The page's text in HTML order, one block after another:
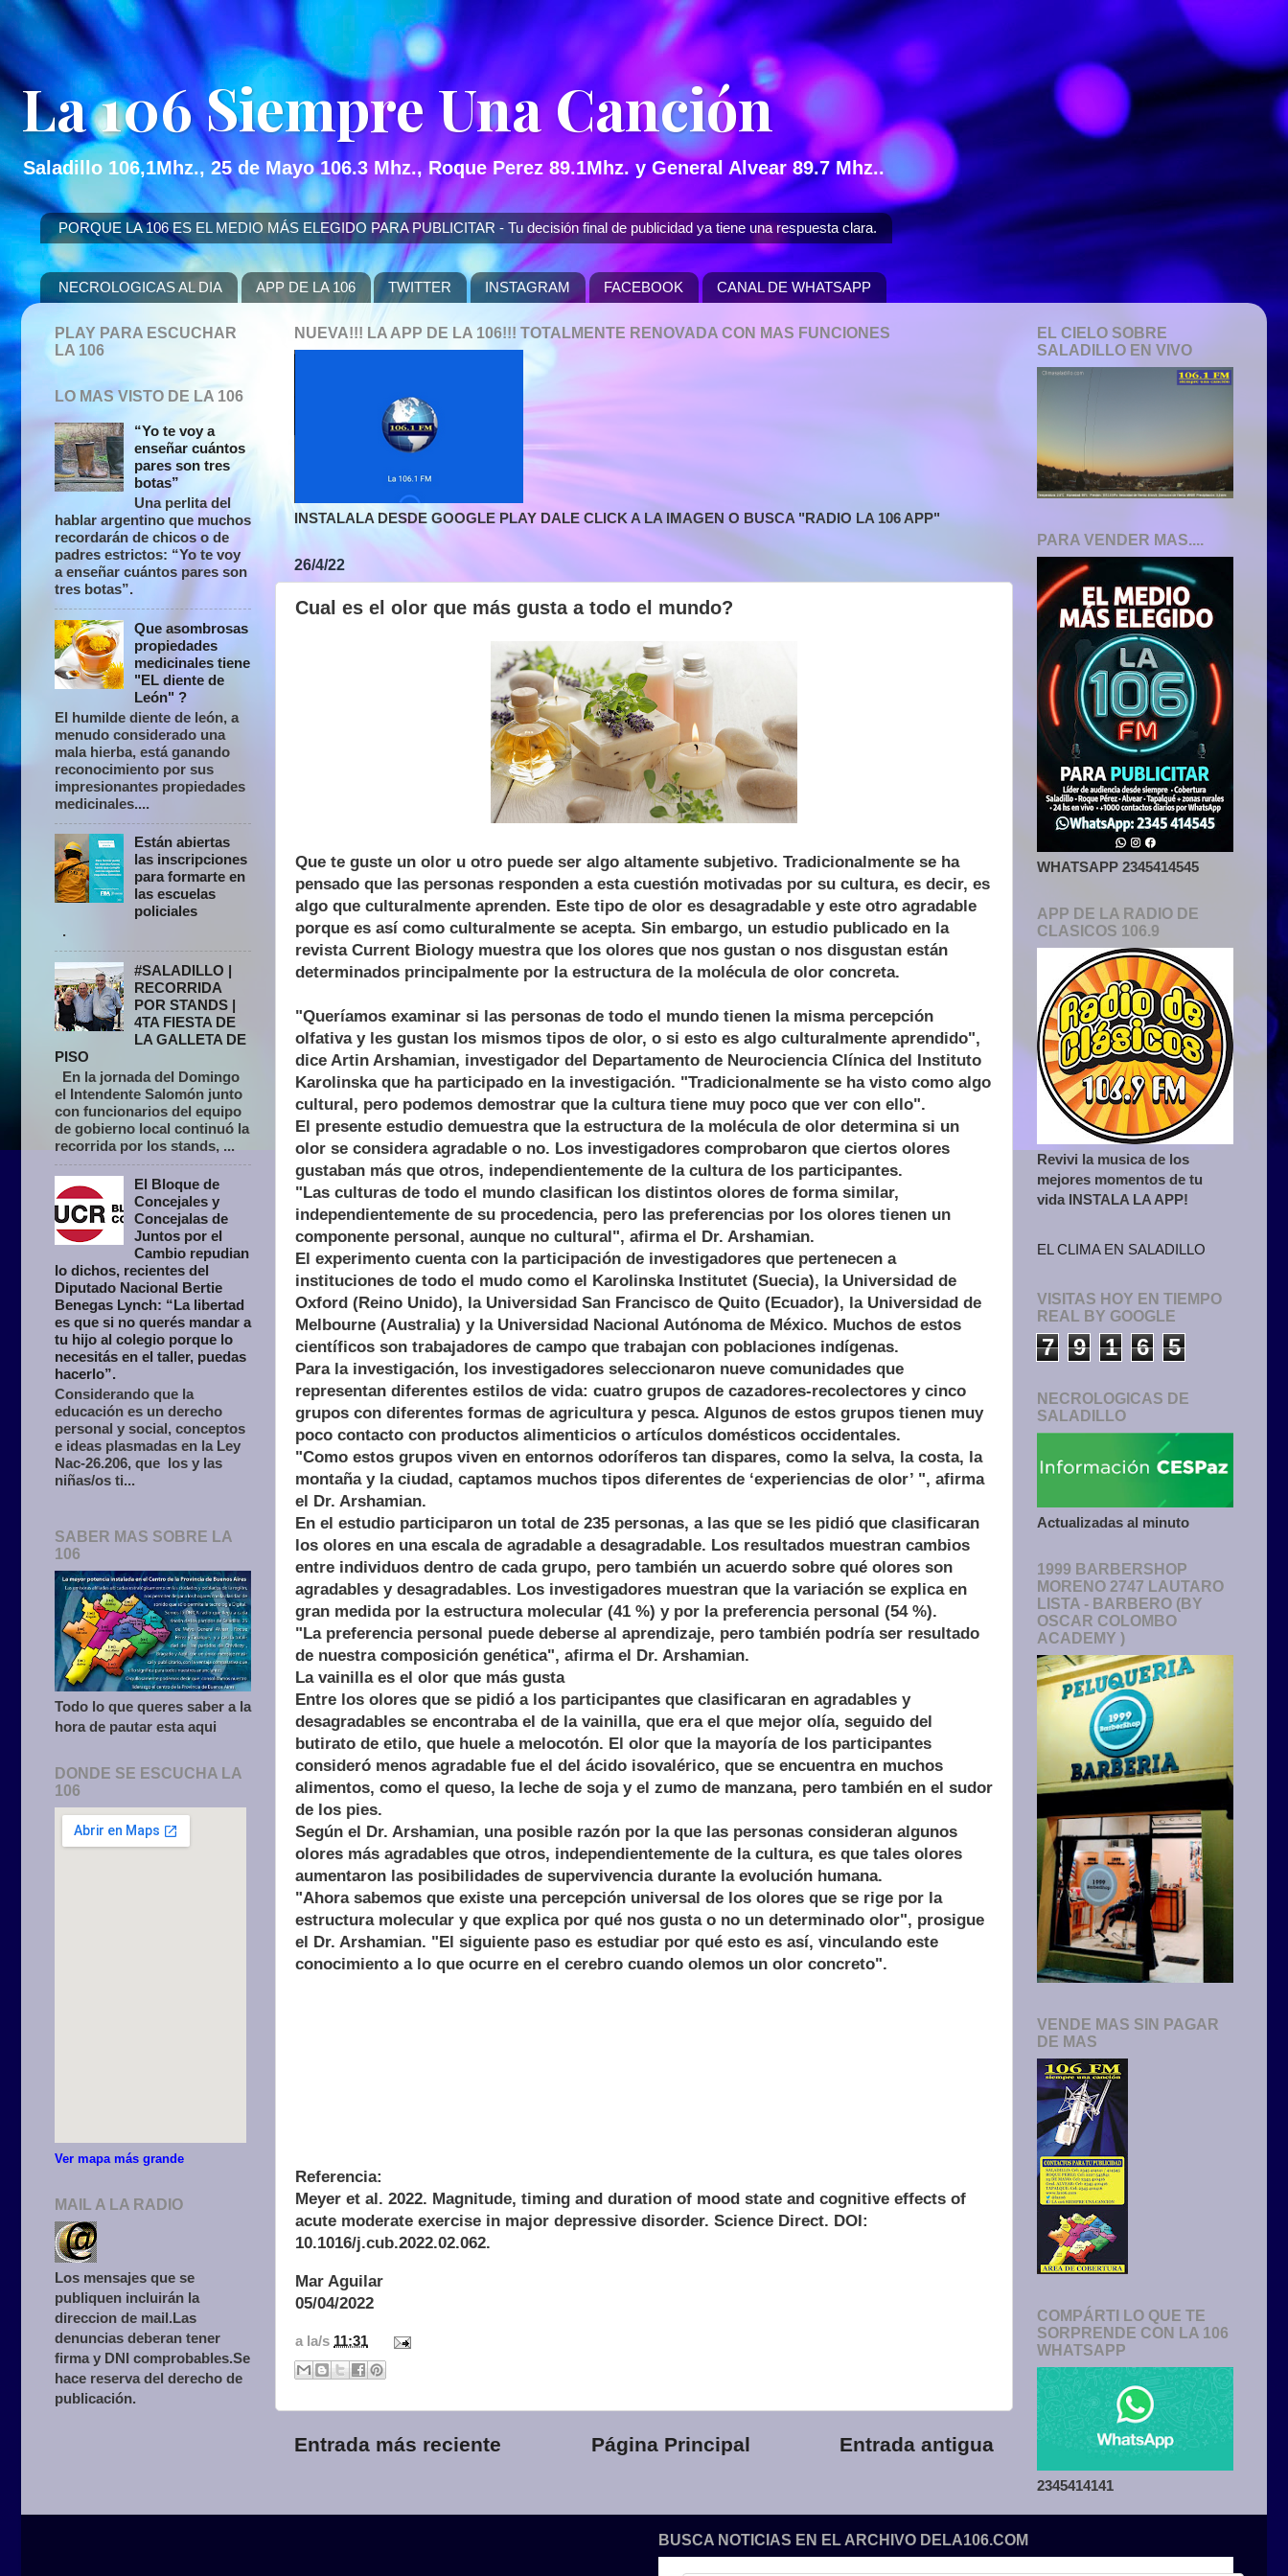
La 106 Siempre Una Canción
Saladillo 106,1Mhz., 25 de Mayo 106.3 Mhz., Roque Perez 89.1Mhz. y General Alvear 89.7 Mhz..
PORQUE LA 106 ES EL MEDIO MÁS ELEGIDO PARA PUBLICITAR - Tu decisión final de publicidad ya tiene una respuesta clara.
NECROLOGICAS AL DIA APP DE LA 106 TWITTER INSTAGRAM FACEBOOK CANAL DE WHATSAPP
NUEVA!!! LA APP DE LA 106!!! TOTALMENTE RENOVADA CON MAS FUNCIONES
INSTALALA DESDE GOOGLE PLAY DALE CLICK A LA IMAGEN O BUSCA "RADIO LA 106 APP"
26/4/22
Cual es el olor que más gusta a todo el mundo?
Que te guste un olor u otro puede ser algo altamente subjetivo. Tradicionalmente se ha
pensado que las personas responden a esta cuestión motivadas por su cultura, es decir, es
algo que culturalmente aprenden. Este tipo de olor es desagradable y este otro agradable
porque es así como culturalmente se acepta. Sin embargo, un estudio publicado en la
revista Current Biology muestra que los olores que nos gustan o nos disgustan están
determinados principalmente por la estructura de la molécula de olor concreta.
"Queríamos examinar si las personas de todo el mundo tienen la misma percepción
olfativa y les gustan los mismos tipos de olor, o si esto es algo culturalmente aprendido",
dice Artin Arshamian, investigador del Departamento de Neurociencia Clínica del Instituto
Karolinska que ha participado en la investigación. "Tradicionalmente se ha visto como algo
cultural, pero podemos demostrar que la cultura tiene muy poco que ver con ello".
El presente estudio demuestra que la estructura de la molécula de olor determina si un
olor se considera agradable o no. Los investigadores comprobaron que ciertos olores
gustaban más que otros, independientemente de la cultura de los participantes.
"Las culturas de todo el mundo clasifican los distintos olores de forma similar,
independientemente de su procedencia, pero las preferencias por los olores tienen un
componente personal, aunque no cultural", afirma el Dr. Arshamian.
El experimento cuenta con la participación de investigadores que pertenecen a
instituciones de todo el mudo como el Karolinska Institutet (Suecia), la Universidad de
Oxford (Reino Unido), la Universidad San Francisco de Quito (Ecuador), la Universidad de
Melbourne (Australia) y la Universidad Nacional Autónoma de México. Muchos de estos
científicos son trabajadores de campo que trabajan con poblaciones indígenas.
Para la investigación, los investigadores seleccionaron nueve comunidades que
representan diferentes estilos de vida: cuatro grupos de cazadores-recolectores y cinco
grupos con diferentes formas de agricultura y pesca. Algunos de estos grupos tienen muy
poco contacto con productos alimenticios o artículos domésticos occidentales.
"Como estos grupos viven en entornos odoríferos tan dispares, como la selva, la costa, la
montaña y la ciudad, captamos muchos tipos diferentes de ‘experiencias de olor’ ", afirma
el Dr. Arshamian.
En el estudio participaron un total de 235 personas, a las que se les pidió que clasificaran
los olores en una escala de agradable a desagradable. Los resultados muestran cambios
entre individuos dentro de cada grupo, pero también un acuerdo sobre qué olores son
agradables y desagradables. Los investigadores muestran que la variación se explica en
gran medida por la estructura molecular (41 %) y por la preferencia personal (54 %).
"La preferencia personal puede deberse al aprendizaje, pero también podría ser resultado
de nuestra composición genética", afirma el Dr. Arshamian.
La vainilla es el olor que más gusta
Entre los olores que se pidió a los participantes que clasificaran en agradables y
desagradables se encontraba el de la vainilla, que era el que mejor olía, seguido del
butirato de etilo, que huele a melocotón. El olor que la mayoría de los participantes
consideró menos agradable fue el del ácido isovalérico, que se encuentra en muchos
alimentos, como el queso, la leche de soja y el zumo de manzana, pero también en el sudor
de los pies.
Según el Dr. Arshamian, una posible razón por la que las personas consideran algunos
olores más agradables que otros, independientemente de la cultura, es que tales olores
aumentaron las posibilidades de supervivencia durante la evolución humana.
"Ahora sabemos que existe una percepción universal de los olores que se rige por la
estructura molecular y que explica por qué nos gusta o no un determinado olor", prosigue
el Dr. Arshamian. "El siguiente paso es estudiar por qué esto es así, vinculando este
conocimiento a lo que ocurre en el cerebro cuando olemos un olor concreto".
Referencia:
Meyer et al. 2022. Magnitude, timing and duration of mood state and cognitive effects of
acute moderate exercise in major depressive disorder. Science Direct. DOI:
10.1016/j.cub.2022.02.062.
Mar Aguilar
05/04/2022
a la/s 11:31
Entrada más reciente Entrada antigua
Página Principal
PLAY PARA ESCUCHAR
LA 106
LO MAS VISTO DE LA 106
“Yo te voy a
enseñar cuántos
pares son tres
botas”
Una perlita del
hablar argentino que muchos
recordarán de chicos o de
padres estrictos: “Yo te voy
a enseñar cuántos pares son
tres botas”.
Que asombrosas
propiedades
medicinales tiene
"EL diente de
León" ?
El humilde diente de león, a
menudo considerado una
mala hierba, está ganando
reconocimiento por sus
impresionantes propiedades
medicinales....
Están abiertas
las inscripciones
para formarte en
las escuelas
policiales
.
#SALADILLO |
RECORRIDA
POR STANDS |
4TA FIESTA DE
LA GALLETA DE
PISO
En la jornada del Domingo
el Intendente Salomón junto
con funcionarios del equipo
de gobierno local continuó la
recorrida por los stands, ...
El Bloque de
Concejales y
Concejalas de
Juntos por el
Cambio repudian
lo dichos, recientes del
Diputado Nacional Bertie
Benegas Lynch: “La libertad
es que si no querés mandar a
tu hijo al colegio porque lo
necesitás en el taller, puedas
hacerlo”.
Considerando que la
educación es un derecho
personal y social, conceptos
e ideas plasmadas en la Ley
Nac-26.206, que los y las
niñas/os ti...
SABER MAS SOBRE LA
106
Todo lo que queres saber a la
hora de pautar esta aqui
DONDE SE ESCUCHA LA
106
Ver mapa más grande
MAIL A LA RADIO
Los mensajes que se
publiquen incluirán la
direccion de mail.Las
denuncias deberan tener
firma y DNI comprobables.Se
hace reserva del derecho de
publicación.
EL CIELO SOBRE
SALADILLO EN VIVO
PARA VENDER MAS....
WHATSAPP 2345414545
APP DE LA RADIO DE
CLASICOS 106.9
Revivi la musica de los
mejores momentos de tu
vida INSTALA LA APP!
EL CLIMA EN SALADILLO
VISITAS HOY EN TIEMPO
REAL BY GOOGLE
7 9 1 6 5
NECROLOGICAS DE
SALADILLO
Actualizadas al minuto
1999 BARBERSHOP
MORENO 2747 LAUTARO
LISTA - BARBERO (BY
OSCAR COLOMBO
ACADEMY )
VENDE MAS SIN PAGAR
DE MAS
COMPÁRTI LO QUE TE
SORPRENDE CON LA 106
WHATSAPP
2345414141
BUSCA NOTICIAS EN EL ARCHIVO DELA106.COM